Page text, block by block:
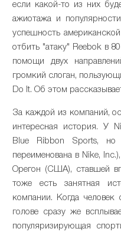
если какой-то из них
ажиотажа и
успешность
отбить "атаку" Reebok в
помощи двух
громкий слоган,
Do It. Об этом
За каждой из компаний,
интересная история. У
Blue Ribbon Sports,
переименована в Nike,
Орегон (США), ставшей
тоже есть занятная
компании. Когда
голове сразу же
популяризирующая